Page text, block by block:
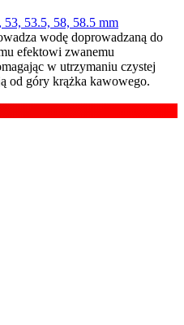
53, 53.5, 58, 58.5 mm
wodę doprowadzaną do
efektowi zwanemu
w utrzymaniu czystej
od góry krążka kawowego.